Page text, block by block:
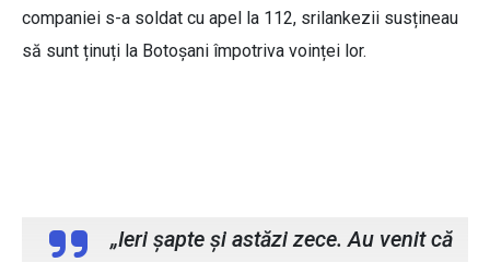
companiei s-a soldat cu apel la 112, srilankezii susțineau
să sunt ținuți la Botoșani împotriva voinței lor.
„Ieri șapte și astăzi zece. Au venit că